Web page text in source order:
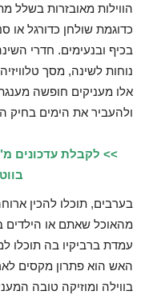
הווילות מאובזרות בשלל
כדוגמת שולחן כדורגל או
בכיף ובנעימים. חדרי
נוחות לשינה, מסך
אלו מעניקים חופשה
ולהעביר את הימים
>> לקבלת עדכונים
בערבים, תוכלו להכין
מהאוכל שאתם או הילדים
עמדת ברביקיו בה תוכלו
האש הוא פתרון מקסים
בווילה ומוזיקה טובה